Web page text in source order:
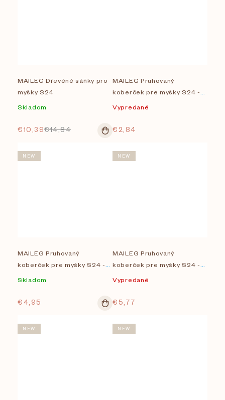
MAILEG Dřevěné sáňky pro
myšky S24
Skladom
€10,39€14,84
MAILEG Pruhovaný
koberček pre myšky S24 -
Vypredané
€2,84
NEW
MAILEG Pruhovaný
koberček pre myšky S24 -
Skladom
€4,95
NEW
MAILEG Pruhovaný
koberček pre myšky S24 -
Vypredané
€5,77
NEW NEW